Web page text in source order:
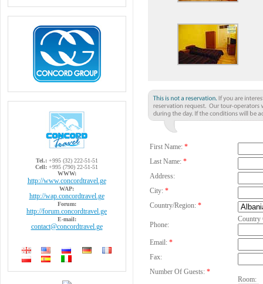
Tel.:+995 (32) 222-51-51
Cell: +995 (790) 22-51-51
WWW:
http://www.concordtravel.ge
WAP:
http://wap.concordtravel.ge
Forum:
http://forum.concordtravel.ge
E-mail:
contact@concordtravel.ge
First Name: *
Last Name: *
Address:
City: *
Country/Region: *
Phone:
Country
Email: *
Fax:
Number Of Guests: *
Room: